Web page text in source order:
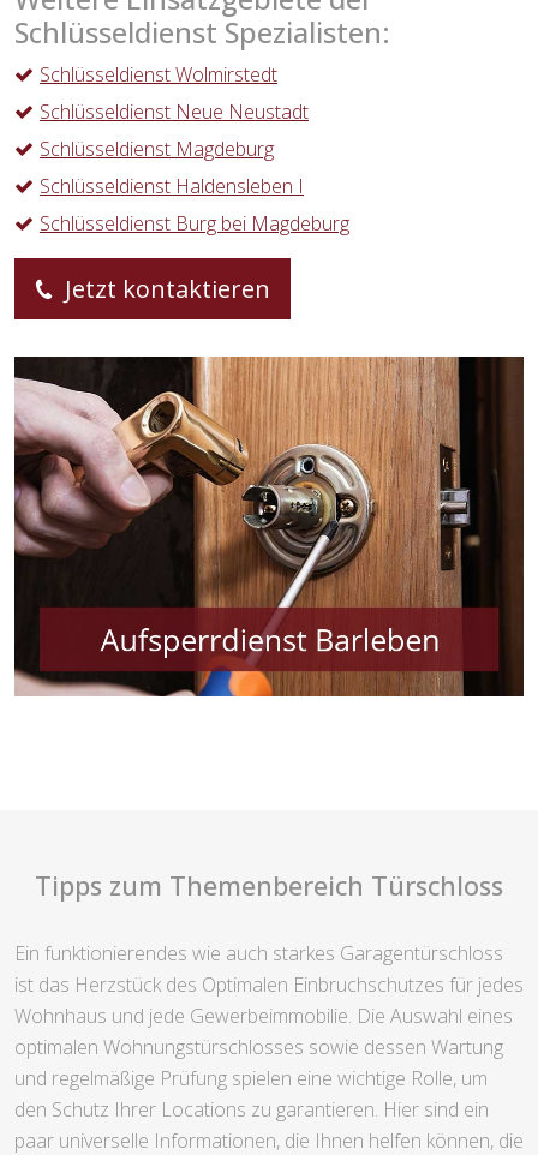
Schlüsseldienst Spezialisten:
Schlüsseldienst Wolmirstedt
Schlüsseldienst Neue Neustadt
Schlüsseldienst Magdeburg
Schlüsseldienst Haldensleben I
Schlüsseldienst Burg bei Magdeburg
Jetzt kontaktieren
Tipps zum Themenbereich Türschloss
Ein funktionierendes wie auch starkes Garagentürschloss
ist das Herzstück des Optimalen Einbruchschutzes für jedes
Wohnhaus und jede Gewerbeimmobilie. Die Auswahl eines
optimalen Wohnungstürschlosses sowie dessen Wartung
und regelmäßige Prüfung spielen eine wichtige Rolle, um
den Schutz Ihrer Locations zu garantieren. Hier sind ein
paar universelle Informationen, die Ihnen helfen können, die